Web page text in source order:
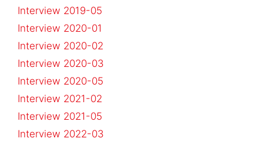
Interview 2019-05
Interview 2020-01
Interview 2020-02
Interview 2020-03
Interview 2020-05
Interview 2021-02
Interview 2021-05
Interview 2022-03